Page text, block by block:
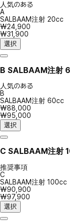
人気のある
A
SALBAAM注射 20cc
₩24,900
₩31,900
選択
B SALBAAM注射
人気のある
B
SALBAAM注射 60cc
₩88,000
₩95,000
選択
C SALBAAM注射
推奨事項
C
SALBAAM注射 100cc
₩90,900
₩97,900
選択